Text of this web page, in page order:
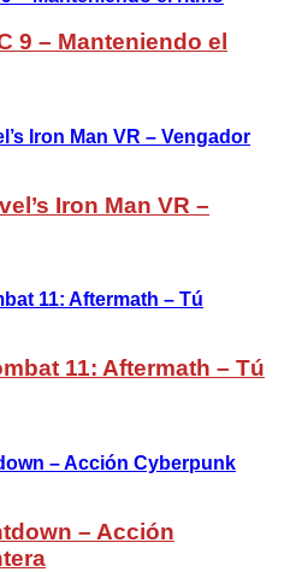
9 – Manteniendo el
Iron Man VR –
11: Aftermath – Tú
– Acción